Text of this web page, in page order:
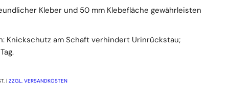
Kleber und 50 mm Klebefläche gewährleisten
Knickschutz am Schaft verhindert Urinrückstau;
| ZZGL. VERSANDKOSTEN